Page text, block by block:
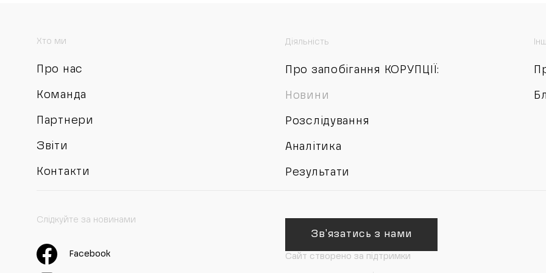
Хто ми
Про нас
Команда
Партнери
Звіти
Контакти
Діяльність
Про запобігання КОРУПЦІЇ:
Новини
Розслідування
Аналітика
Результати
Слідкуйте за новинами
Facebook
Зв'язатись з нами
Сайт створено за підтримки